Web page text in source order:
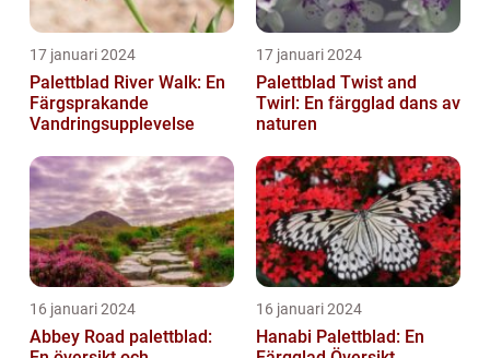
17 januari 2024
Palettblad River Walk: En
Färgsprakande
Vandringsupplevelse
17 januari 2024
Palettblad Twist and
Twirl: En färgglad dans av
naturen
16 januari 2024
Abbey Road palettblad:
16 januari 2024
Hanabi Palettblad: En